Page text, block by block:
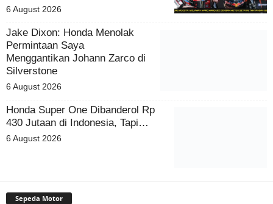
6 August 2026
Jake Dixon: Honda Menolak
Permintaan Saya
Menggantikan Johann Zarco di
Silverstone
6 August 2026
Honda Super One Dibanderol Rp
430 Jutaan di Indonesia, Tapi…
6 August 2026
Sepeda Motor